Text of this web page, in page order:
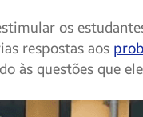
os
respostas aos
às questões que